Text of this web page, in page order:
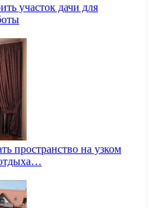
участок дачи для
пространство на узком